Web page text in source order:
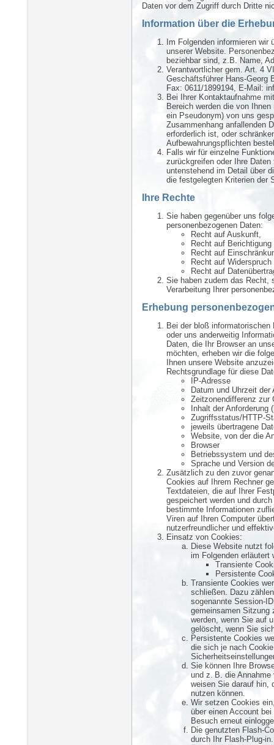
Daten vor dem Zugriff durch Dritte
Information über die
Im Folgenden informieren
unserer Website.
beziehbar sind, z.B. Name,
Verantwortlicher gem. Art. 4
Geschäftsführer Hans-Georg
Fax: 0611/1899194, E-Mail:
Bei Ihrer Kontaktaufnahme
Bereich werden die von
ein Pseudonym) von uns
Zusammenhang anfallenden
erforderlich ist, oder
Aufbewahrungspflichten
Falls wir für einzelne
zurückgreifen oder Ihre
untenstehend im Detail über
die festgelegten Kriterien der
Ihre Rechte
Sie haben gegenüber uns
personenbezogenen Daten:
Recht auf Auskunft,
Recht auf
Recht auf
Recht auf
Recht auf
Sie haben zudem das Recht,
Verarbeitung Ihrer
Erhebung
Bei der bloß
oder uns anderweitig
Daten, die Ihr Browser an
möchten, erheben wir die
Ihnen unsere Website
Rechtsgrundlage für diese
IP-Adresse
Datum und Uhrzeit der
Zeitzonendifferenz zur
Inhalt der Anforderung
Zugriffsstatus/HTTP-
jeweils übertragene
Website, von der die
Browser
Betriebssystem und
Sprache und Version
Zusätzlich zu den zuvor
Cookies auf Ihrem Rechner
Textdateien, die auf Ihrer
gespeichert werden und
bestimmte Informationen
Viren auf Ihren Computer
nutzerfreundlicher und
Einsatz von Cookies:
Diese Website nutzt
im Folgenden erläutert
Transiente
Persistente
Transiente Cookies
schließen. Dazu
sogenannte Session-
gemeinsamen Sitzung
werden, wenn Sie auf
gelöscht, wenn Sie
Persistente Cookies
die sich je nach
Sie können Ihre
und z. B. die
weisen Sie darauf hin,
nutzen können.
Wir setzen Cookies
über einen Account
Besuch erneut
Die genutzten Flash-
durch Ihr Flash-Plug-